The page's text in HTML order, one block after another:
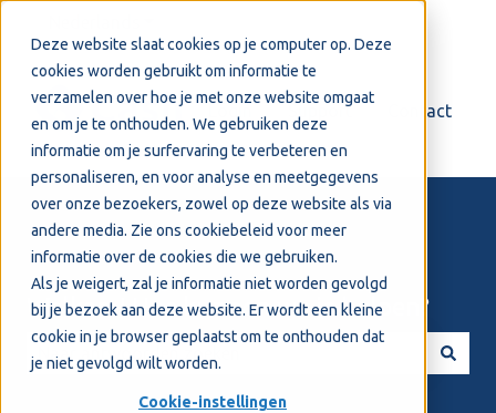
Deze website slaat cookies op je computer op. Deze
cookies worden gebruikt om informatie te
verzamelen over hoe je met onze website omgaat
en om je te onthouden. We gebruiken deze
informatie om je surfervaring te verbeteren en
personaliseren, en voor analyse en meetgegevens
over onze bezoekers, zowel op deze website als via
andere media. Zie ons cookiebeleid voor meer
informatie over de cookies die we gebruiken.
Als je weigert, zal je informatie niet worden gevolgd
bij je bezoek aan deze website. Er wordt een kleine
cookie in je browser geplaatst om te onthouden dat
je niet gevolgd wilt worden.
Cookie-instellingen
Support Contact
Welkom! Hoe kunnen we je helpen?